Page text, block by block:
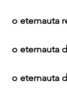
o eternauta
o eternauta
o eternauta